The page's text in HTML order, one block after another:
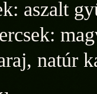
aszalt
natúr